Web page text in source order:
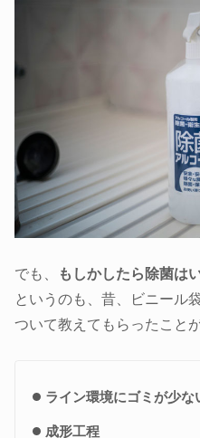
でも、
もしかしたら除菌は
というのも、昔、ビニール
ついて教えてもらったこと
ライン環境にゴミが少な
成形工程